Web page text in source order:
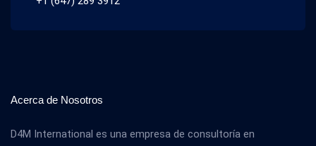
Acerca de Nosotros
D4M International es una empresa de consultoría en